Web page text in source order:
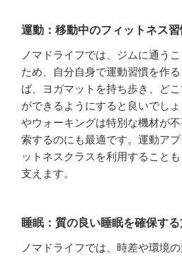
運動：移動中のフィットネス習
ノマドライフでは、ジムに通う
ため、自分自身で運動習慣を作
ば、ヨガマットを持ち歩き、ど
ができるようにすると良いでし
やウォーキングは特別な機材が
索するのにも最適です。運動ア
ットネスクラスを利用すること
支えます。
睡眠：質の良い睡眠を確保す
ノマドライフでは、時差や環境